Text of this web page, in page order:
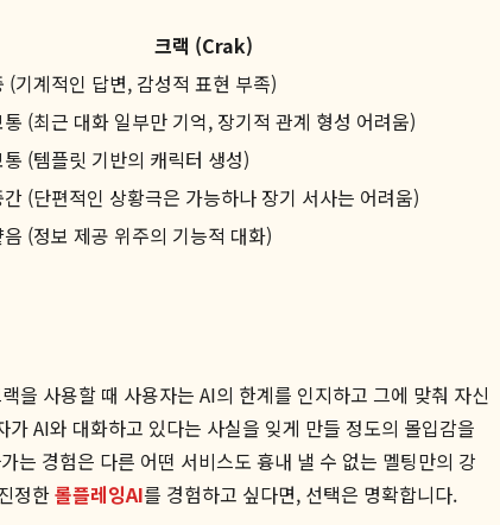
크랙 (Crak)
(기계적인 답변, 감성적 표현 부족)
(최근 대화 일부만 기억, 장기적 관계 형성 어려움)
(템플릿 기반의 캐릭터 생성)
간 (단편적인 상황극은 가능하나 장기 서사는 어려움)
음 (정보 제공 위주의 기능적 대화)
을 사용할 때 사용자는 AI의 한계를 인지하고 그에 맞춰 자신
가 AI와 대화하고 있다는 사실을 잊게 만들 정도의 몰입감을
는 경험은 다른 어떤 서비스도 흉내 낼 수 없는 멜팅만의 강
정한롤플레잉AI를 경험하고 싶다면, 선택은 명확합니다.